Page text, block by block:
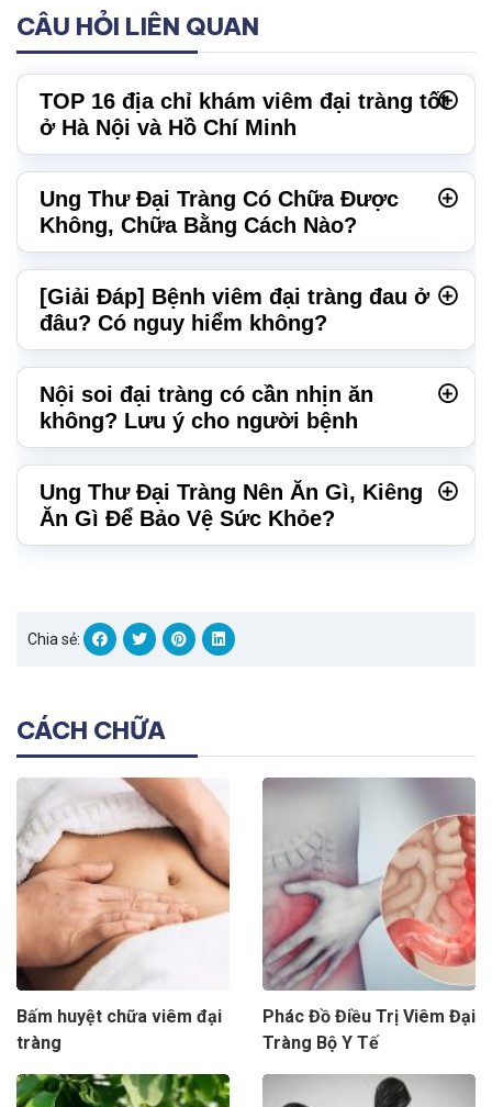
CÂU HỎI LIÊN QUAN
TOP 16 địa chỉ khám viêm đại tràng tốt
ở Hà Nội và Hồ Chí Minh
Ung Thư Đại Tràng Có Chữa Được
Không, Chữa Bằng Cách Nào?
[Giải Đáp] Bệnh viêm đại tràng đau ở
đâu? Có nguy hiểm không?
Nội soi đại tràng có cần nhịn ăn
không? Lưu ý cho người bệnh
Ung Thư Đại Tràng Nên Ăn Gì, Kiêng
Ăn Gì Để Bảo Vệ Sức Khỏe?
Chia sẻ:
CÁCH CHỮA
Bấm huyệt chữa viêm đại
tràng
Phác Đồ Điều Trị Viêm Đại
Tràng Bộ Y Tế